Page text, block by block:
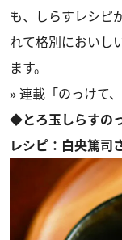
も、しらすレシピ
れて格別においし
ます。
»連載「のっけて
◆とろ玉しらすの
レシピ：白央篤司